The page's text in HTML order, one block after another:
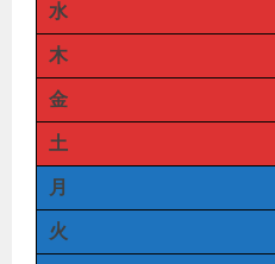
水
木
金
土
月
火